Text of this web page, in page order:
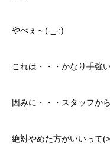
やべぇ～(-_-;)
これは・・・かなり手強
因みに・・・スタッフか
絶対やめた方がいいって